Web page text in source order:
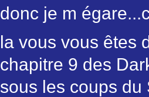
donc je m
la vous vous êtes
chapitre 9 des
sous les coups